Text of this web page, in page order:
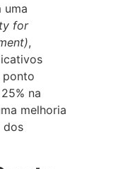
uma
for
,
ponto
na
melhoria
dos